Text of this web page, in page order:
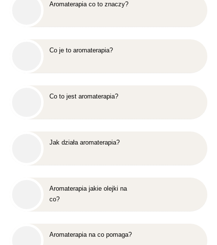
Aromaterapia co to znaczy?
Co je to aromaterapia?
Co to jest aromaterapia?
Jak działa aromaterapia?
Aromaterapia jakie olejki na
co?
Aromaterapia na co pomaga?